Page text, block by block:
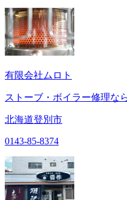
有限会社ムロト
ストーブ・ボイラー修理な
北海道登別市
0143-85-8374